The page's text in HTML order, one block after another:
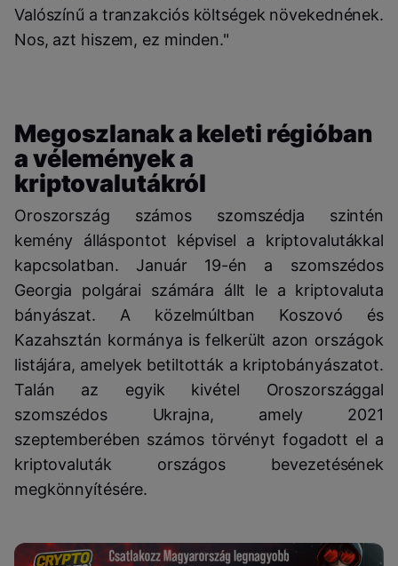
Valószínű a tranzakciós költségek növekednének.
Nos, azt hiszem, ez minden."
Megoszlanak a keleti régióban
a vélemények a
kriptovalutákról
Oroszország számos szomszédja szintén
kemény álláspontot képvisel a kriptovalutákkal
kapcsolatban. Január 19-én a szomszédos
Georgia polgárai számára állt le a kriptovaluta
bányászat. A közelmúltban Koszovó és
Kazahsztán kormánya is felkerült azon országok
listájára, amelyek betiltották a kriptobányászatot.
Talán az egyik kivétel Oroszországgal
szomszédos Ukrajna, amely 2021
szeptemberében számos törvényt fogadott el a
kriptovaluták országos bevezetésének
megkönnyítésére.